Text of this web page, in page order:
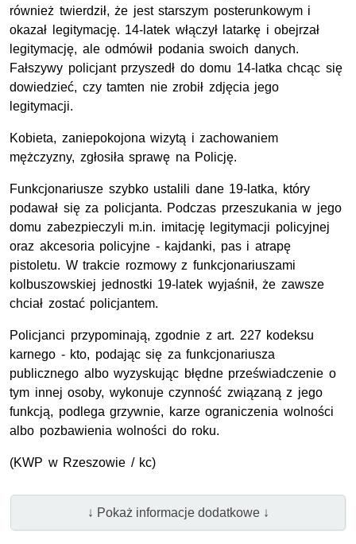
również twierdził, że jest starszym posterunkowym i
okazał legitymację. 14-latek włączył latarkę i obejrzał
legitymację, ale odmówił podania swoich danych.
Fałszywy policjant przyszedł do domu 14-latka chcąc się
dowiedzieć, czy tamten nie zrobił zdjęcia jego
legitymacji.
Kobieta, zaniepokojona wizytą i zachowaniem
mężczyzny, zgłosiła sprawę na Policję.
Funkcjonariusze szybko ustalili dane 19-latka, który
podawał się za policjanta. Podczas przeszukania w jego
domu zabezpieczyli m.in. imitację legitymacji policyjnej
oraz akcesoria policyjne - kajdanki, pas i atrapę
pistoletu. W trakcie rozmowy z funkcjonariuszami
kolbuszowskiej jednostki 19-latek wyjaśnił, że zawsze
chciał zostać policjantem.
Policjanci przypominają, zgodnie z art. 227 kodeksu
karnego - kto, podając się za funkcjonariusza
publicznego albo wyzyskując błędne przeświadczenie o
tym innej osoby, wykonuje czynność związaną z jego
funkcją, podlega grzywnie, karze ograniczenia wolności
albo pozbawienia wolności do roku.
(KWP w Rzeszowie / kc)
↓ Pokaż informacje dodatkowe ↓